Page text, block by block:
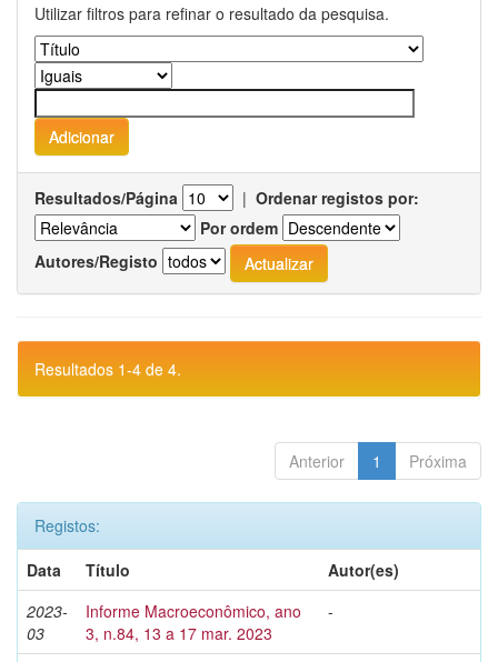
Utilizar filtros para refinar o resultado da pesquisa.
Resultados/Página | Ordenar registos por:
Por ordem
Autores/Registo
Resultados 1-4 de 4.
Anterior 1 Próxima
Registos:
Data
Título
Autor(es)
2023-
03
Informe Macroeconômico, ano
3, n.84, 13 a 17 mar. 2023
-